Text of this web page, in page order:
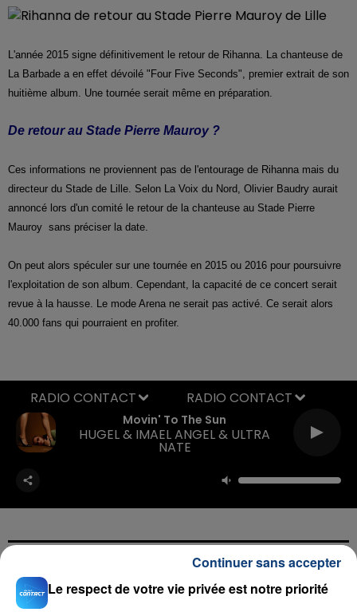
L'année 2015 signe définitivement le retour de Rihanna. La chanteuse de
La Barbade a en effet dévoilé "Four Five Seconds", premier extrait de son
huitième album. Une tournée serait même en préparation.
De retour au Stade Pierre Mauroy ?
Ces informations ne proviennent pas de l'entourage de Rihanna mais du
directeur du Stade de Lille. Selon La Voix du Nord, Olivier Baudry aurait
annoncé lors d'un comité le retour de la chanteuse au Stade Pierre
Mauroy sans préciser la date.
On peut alors spéculer sur une tournée en 2015 ou 2016 pour poursuivre
l'exploitation de son album. Cependant, la capacité de ce concert serait
revue à la hausse. Le mode Arena ne serait pas activé. Ce serait alors
40.000 fans qui pourraient en profiter.
Movin' To The Sun
HUGEL & IMAEL ANGEL & ULTRA
NATE
RADIO CONTACT
FIL D'ACTU
Le respect de votre vie privée est notre priorité
Continuer sans accepter